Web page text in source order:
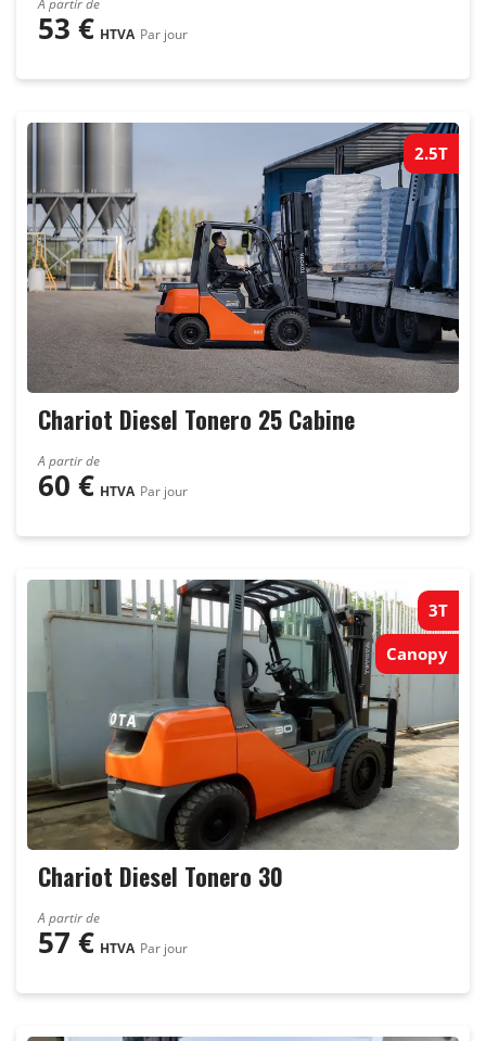
A partir de
53 € HTVA Par jour
2.5T
Chariot Diesel Tonero 25 Cabine
A partir de
60 € HTVA Par jour
3T
Canopy
Chariot Diesel Tonero 30
A partir de
57 € HTVA Par jour